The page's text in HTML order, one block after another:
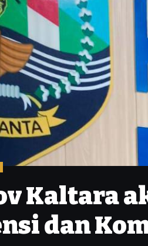
Kaltara
dan